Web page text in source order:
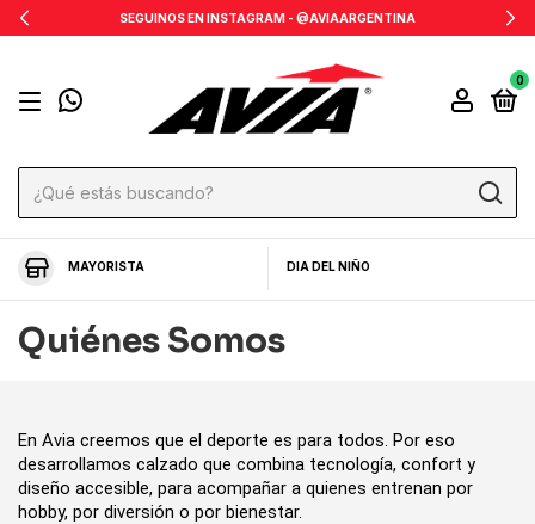
PAGÁ HASTA EN 3 CUOTAS SIN INTERÉS
0
MAYORISTA DIA DEL NIÑO
Quiénes Somos
En Avia creemos que el deporte es para todos. Por eso
desarrollamos calzado que combina tecnología, confort y
diseño accesible, para acompañar a quienes entrenan por
hobby, por diversión o por bienestar.